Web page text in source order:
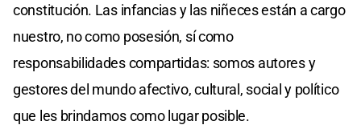
constitución. Las infancias y las niñeces están a cargo
nuestro, no como posesión, sí como
responsabilidades compartidas: somos autores y
gestores del mundo afectivo, cultural, social y político
que les brindamos como lugar posible.